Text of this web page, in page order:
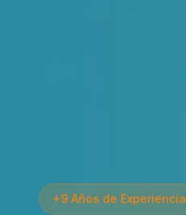
+9 Años de Experiencia